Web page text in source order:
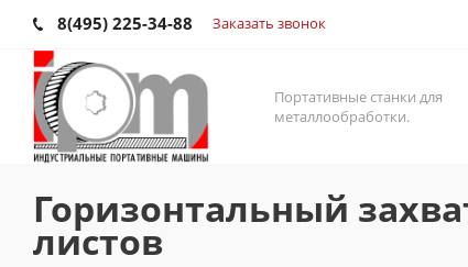
8(495) 225-34-88 Заказать звонок
Портативные станки для
металлообработки.
Горизонтальный
листов